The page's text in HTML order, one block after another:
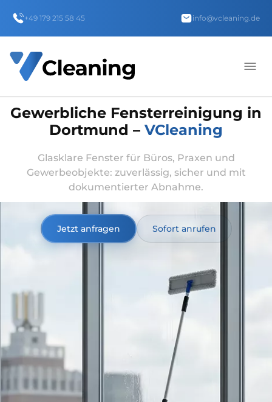
+49 179 215 58 45 info@vcleaning.de
Gewerbliche Fensterreinigung in
Dortmund – VCleaning
Glasklare Fenster für Büros, Praxen und
Gewerbeobjekte: zuverlässig, sicher und mit
dokumentierter Abnahme.
Jetzt anfragen Sofort anrufen